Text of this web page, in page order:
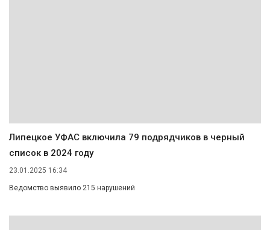
Липецкое УФАС включила 79 подрядчиков в черный
список в 2024 году
23.01.2025 16:34
Ведомство выявило 215 нарушений